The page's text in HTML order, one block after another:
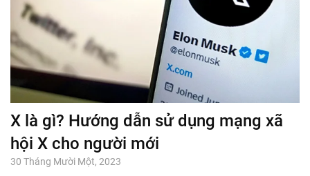
X là gì? Hướng dẫn sử dụng mạng xã
hội X cho người mới
30 Tháng Mười Một, 2023